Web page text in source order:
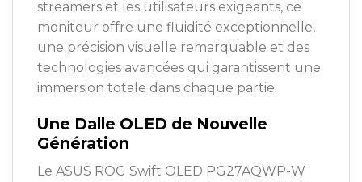
streamers et les utilisateurs exigeants, ce
moniteur offre une fluidité exceptionnelle,
une précision visuelle remarquable et des
technologies avancées qui garantissent une
immersion totale dans chaque partie.
Une Dalle OLED de Nouvelle
Génération
Le ASUS ROG Swift OLED PG27AQWP-W